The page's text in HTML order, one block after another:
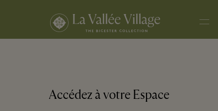
Accédez à votre Espace